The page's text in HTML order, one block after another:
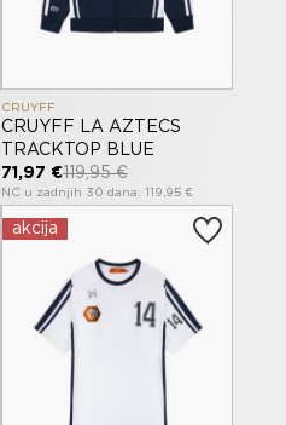
CRUYFF
CRUYFF LA AZTECS
TRACKTOP BLUE
71,97 €119,95 €
NC u zadnjih 30 dana: 119,95 €
akcija